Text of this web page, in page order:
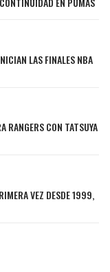
LAS FINALES NBA
RANGERS CON TATSUYA
VEZ DESDE 1999,